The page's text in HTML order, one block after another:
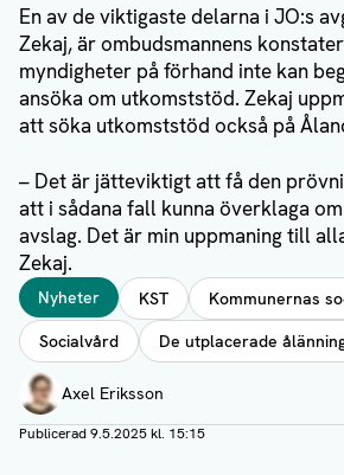
En av de viktigaste delarna i JO:s
Zekaj, är ombudsmannens
myndigheter på förhand inte kan
ansöka om utkomststöd. Zekaj
att söka utkomststöd också på
– Det är jätteviktigt att få den
att i sådana fall kunna överklaga
avslag. Det är min uppmaning till
Zekaj.
Taggar
Nyheter KST
Kommunernas
Socialvård
De utplacerade
Författare
Axel Eriksson
Visa profil
Publicerad9.5.2025 kl. 15:15